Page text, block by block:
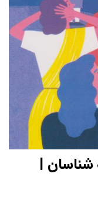
شناسان |